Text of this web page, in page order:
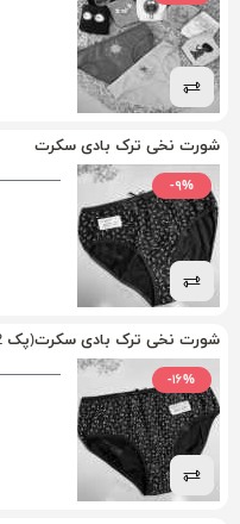
شورت نخی ترک بادی سکرت
-۹%
شورت نخی ترک بادی سکرت(پک 2 عددی)
-۱۶%